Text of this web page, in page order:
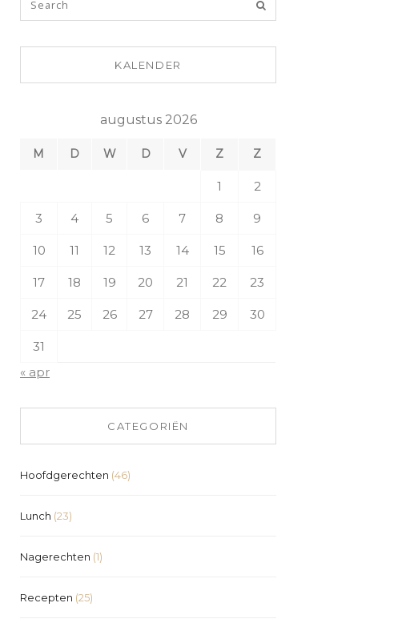
KALENDER
augustus 2026
M D W D V Z Z
1 2
3 4 5 6 7 8 9
10 11 12 13 14 15 16
17 18 19 20 21 22 23
24 25 26 27 28 29 30
31
« apr
CATEGORIËN
Hoofdgerechten (46)
Lunch (23)
Nagerechten (1)
Recepten (25)